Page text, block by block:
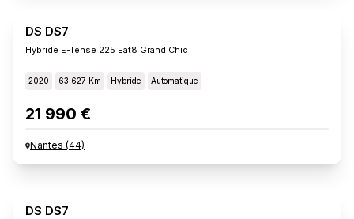
DS DS7
Hybride E-Tense 225 Eat8 Grand Chic
2020 63 627 Km Hybride Automatique
21 990 €
Nantes (44)
DS DS7